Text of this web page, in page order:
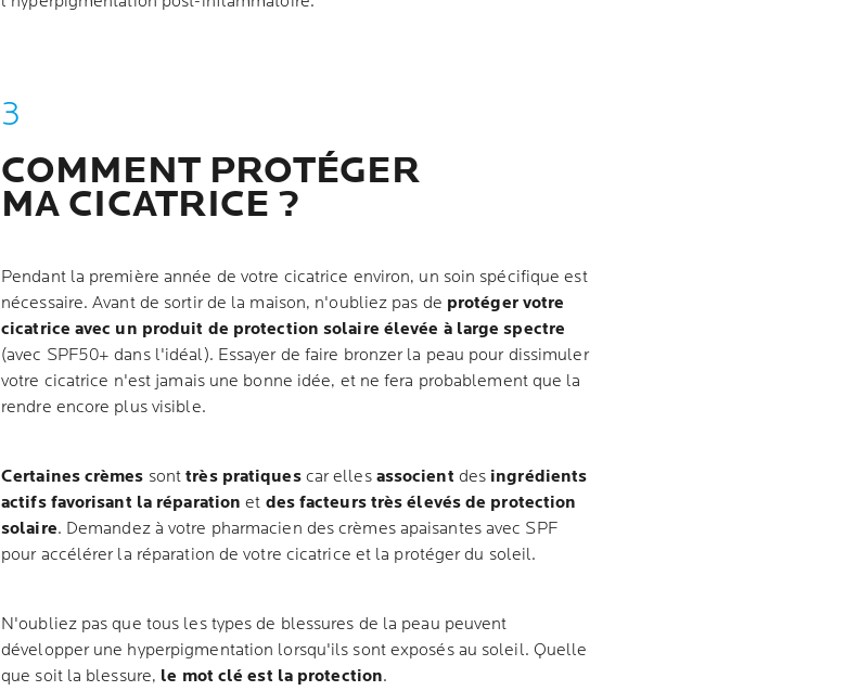
COMMENT PROTÉGER
MA CICATRICE ?
Pendant la première année de votre cicatrice environ, un soin spécifique est
nécessaire. Avant de sortir de la maison, n'oubliez pas de protéger votre
cicatrice avec un produit de protection solaire élevée à large spectre
(avec SPF50+ dans l'idéal). Essayer de faire bronzer la peau pour dissimuler
votre cicatrice n'est jamais une bonne idée, et ne fera probablement que la
rendre encore plus visible.
Certaines crèmes sonttrès pratiquescar elles associent des ingrédients
actifs favorisant la réparation et des facteurs très élevés de protection
solaire. Demandez à votre pharmacien des crèmes apaisantes avec SPF
pour accélérer la réparation de votre cicatrice et la protéger du soleil.
N'oubliez pas que tous les types de blessures de la peau peuvent
développer une hyperpigmentation lorsqu'ils sont exposés au soleil. Quelle
que soit la blessure, le mot clé est la protection.